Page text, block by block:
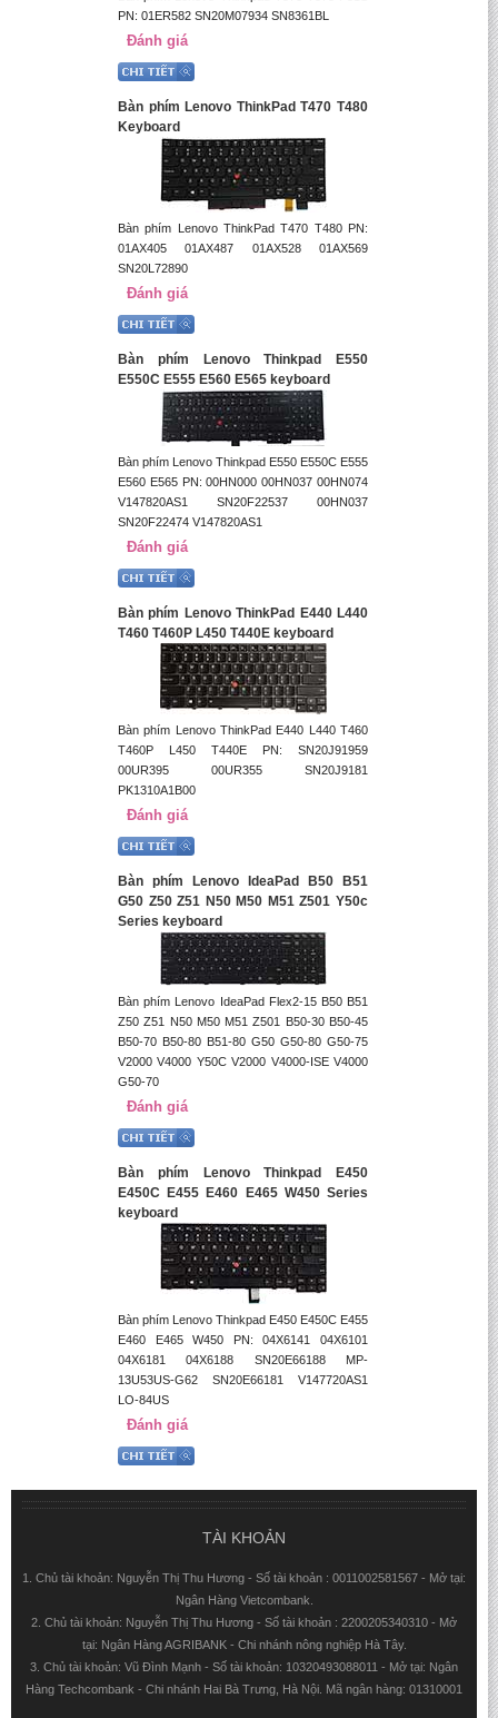
PN: 01ER582 SN20M07934 SN8361BL
Đánh giá
Bàn phím Lenovo ThinkPad T470 T480
Keyboard
Bàn phím Lenovo ThinkPad T470 T480 PN:
01AX405 01AX487 01AX528 01AX569
SN20L72890
Đánh giá
Bàn phím Lenovo Thinkpad E550
E550C E555 E560 E565 keyboard
Bàn phím Lenovo Thinkpad E550 E550C E555
E560 E565 PN: 00HN000 00HN037 00HN074
V147820AS1 SN20F22537 00HN037
SN20F22474 V147820AS1
Đánh giá
Bàn phím Lenovo ThinkPad E440 L440
T460 T460P L450 T440E keyboard
Bàn phím Lenovo ThinkPad E440 L440 T460
T460P L450 T440E PN: SN20J91959
00UR395 00UR355 SN20J9181
PK1310A1B00
Đánh giá
Bàn phím Lenovo IdeaPad B50 B51
G50 Z50 Z51 N50 M50 M51 Z501 Y50c
Series keyboard
Bàn phím Lenovo IdeaPad Flex2-15 B50 B51
Z50 Z51 N50 M50 M51 Z501 B50-30 B50-45
B50-70 B50-80 B51-80 G50 G50-80 G50-75
V2000 V4000 Y50C V2000 V4000-ISE V4000
G50-70
Đánh giá
Bàn phím Lenovo Thinkpad E450
E450C E455 E460 E465 W450 Series
keyboard
Bàn phím Lenovo Thinkpad E450 E450C E455
E460 E465 W450 PN: 04X6141 04X6101
04X6181 04X6188 SN20E66188 MP-
13U53US-G62 SN20E66181 V147720AS1
LO-84US
Đánh giá
TÀI KHOẢN
1. Chủ tài khoản: Nguyễn Thị Thu Hương - Số tài khoản : 0011002581567 - Mở tại:
Ngân Hàng Vietcombank.
2. Chủ tài khoản: Nguyễn Thị Thu Hương - Số tài khoản : 2200205340310 - Mở
tại: Ngân Hàng AGRIBANK - Chi nhánh nông nghiệp Hà Tây.
3. Chủ tài khoản: Vũ Đình Mạnh - Số tài khoản: 10320493088011 - Mở tại: Ngân
Hàng Techcombank - Chi nhánh Hai Bà Trưng, Hà Nội. Mã ngân hàng: 01310001